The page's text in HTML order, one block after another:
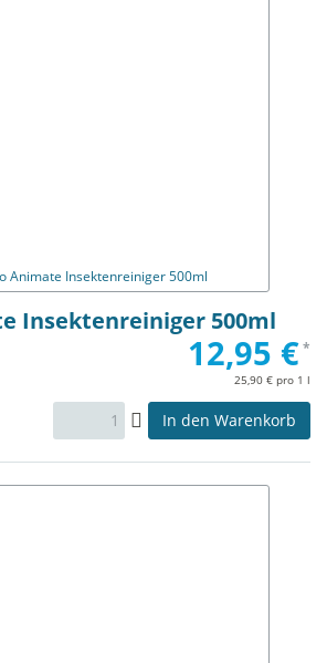
Insektenreiniger 500ml
12,95 €*
25,90 € pro 1 l
In den Warenkorb